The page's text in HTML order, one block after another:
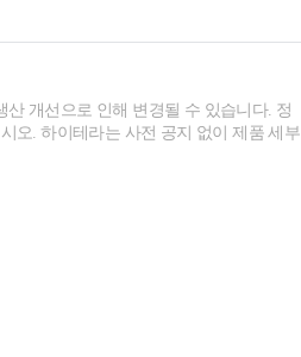
개선으로 인해 변경될 수 있습니다. 정
오. 하이테라는 사전 공지 없이 제품 세부